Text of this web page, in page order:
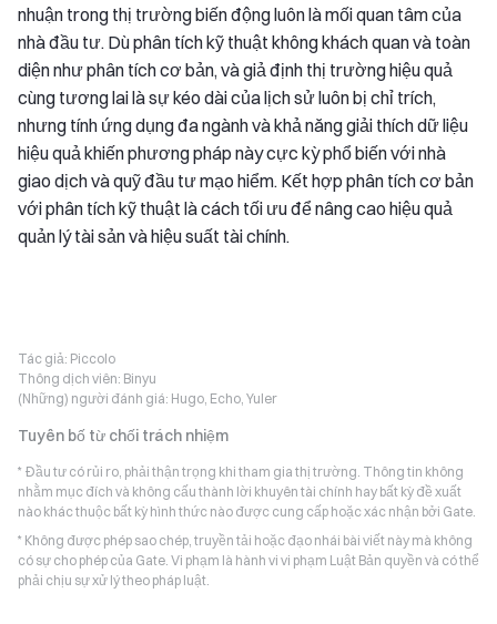
nhuận trong thị trường biến động luôn là mối quan tâm của
nhà đầu tư. Dù phân tích kỹ thuật không khách quan và toàn
diện như phân tích cơ bản, và giả định thị trường hiệu quả
cùng tương lai là sự kéo dài của lịch sử luôn bị chỉ trích,
nhưng tính ứng dụng đa ngành và khả năng giải thích dữ liệu
hiệu quả khiến phương pháp này cực kỳ phổ biến với nhà
giao dịch và quỹ đầu tư mạo hiểm. Kết hợp phân tích cơ bản
với phân tích kỹ thuật là cách tối ưu để nâng cao hiệu quả
quản lý tài sản và hiệu suất tài chính.
Tác giả: Piccolo
Thông dịch viên: Binyu
(Những) người đánh giá: Hugo, Echo, Yuler
Tuyên bố từ chối trách nhiệm
* Đầu tư có rủi ro, phải thận trọng khi tham gia thị trường. Thông tin không
nhằm mục đích và không cấu thành lời khuyên tài chính hay bất kỳ đề xuất
nào khác thuộc bất kỳ hình thức nào được cung cấp hoặc xác nhận bởi Gate.
* Không được phép sao chép, truyền tải hoặc đạo nhái bài viết này mà không
có sự cho phép của Gate. Vi phạm là hành vi vi phạm Luật Bản quyền và có thể
phải chịu sự xử lý theo pháp luật.